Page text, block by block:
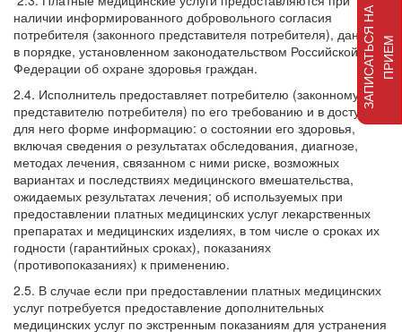
наличии информированного добровольного согласия
потребителя (законного представителя потребителя), данного
в порядке, установленном законодательством Российской
Федерации об охране здоровья граждан.
2.4. Исполнитель предоставляет потребителю (законному
представителю потребителя) по его требованию и в доступной
для него форме информацию: о состоянии его здоровья,
включая сведения о результатах обследования, диагнозе,
методах лечения, связанном с ними риске, возможных
вариантах и последствиях медицинского вмешательства,
ожидаемых результатах лечения; об используемых при
предоставлении платных медицинских услуг лекарственных
препаратах и медицинских изделиях, в том числе о сроках их
годности (гарантийных сроках), показаниях
(противопоказаниях) к применению.
2.5. В случае если при предоставлении платных медицинских
услуг потребуется предоставление дополнительных
медицинских услуг по экстренным показаниям для устранения
З
А
П
И
С
А
Т
Ь С
Я
Н
А
П
Р
И
Е М